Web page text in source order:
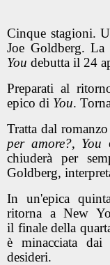
Cinque stagioni.
Joe Goldberg. La
You debutta il 24
Preparati al
epico di You.
Tratta dal
per amore?, You
chiuderà per
Goldberg,
In un'epica
ritorna a New
il finale della
è minacciata dai
desideri.